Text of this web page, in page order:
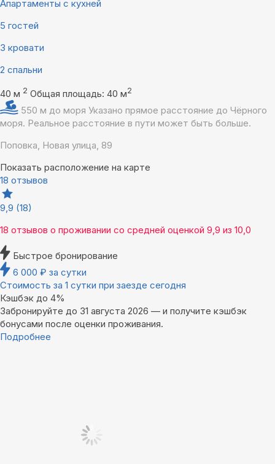
Апартаменты с кухней
5 гостей
3 кровати
2 спальни
40 м 2 Общая площадь: 40 м2
550 м до моря Указано прямое расстояние до Чёрного
моря. Реальное расстояние в пути может быть больше.
Поповка, Новая улица, 89
Показать расположение на карте
18 отзывов
9,9 (18)
18 отзывов о проживании со средней оценкой 9,9 из 10,0
Быстрое бронирование
6 000 ₽ за сутки
Стоимость за 1 сутки при заезде сегодня
Кэшбэк до 4%
Забронируйте до 31 августа 2026 — и получите кэшбэк
бонусами после оценки проживания.
Подробнее